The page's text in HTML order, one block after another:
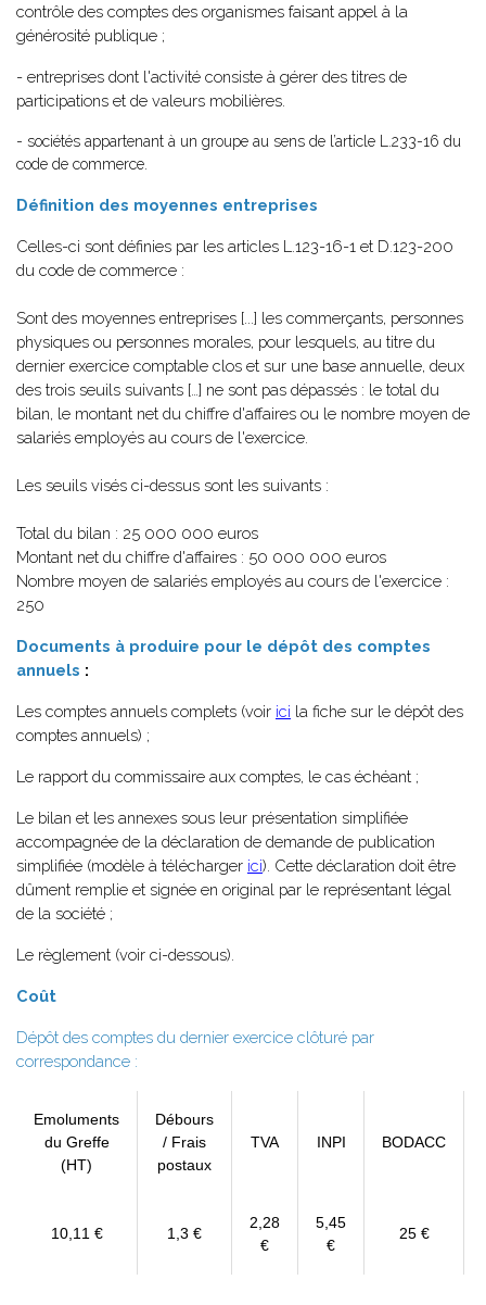
contrôle des comptes des organismes faisant appel à la
générosité publique ;
- entreprises dont l'activité consiste à gérer des titres de
participations et de valeurs mobilières.
- sociétés appartenant à un groupe au sens de l’article L.233-16 du
code de commerce.
Définition des moyennes entreprises
Celles-ci sont définies par les articles L.123-16-1 et D.123-200
du code de commerce :
Sont des moyennes entreprises [...] les commerçants, personnes
physiques ou personnes morales, pour lesquels, au titre du
dernier exercice comptable clos et sur une base annuelle, deux
des trois seuils suivants […] ne sont pas dépassés : le total du
bilan, le montant net du chiffre d'affaires ou le nombre moyen de
salariés employés au cours de l'exercice.
Les seuils visés ci-dessus sont les suivants :
Total du bilan : 25 000 000 euros
Montant net du chiffre d'affaires : 50 000 000 euros
Nombre moyen de salariés employés au cours de l'exercice :
250
Documents à produire pour le dépôt des comptes
annuels :
Les comptes annuels complets (voir ici la fiche sur le dépôt des
comptes annuels) ;
Le rapport du commissaire aux comptes, le cas échéant ;
Le bilan et les annexes sous leur présentation simplifiée
accompagnée de la déclaration de demande de publication
simplifiée (modèle à télécharger ici). Cette déclaration doit être
dûment remplie et signée en original par le représentant légal
de la société ;
Le règlement (voir ci-dessous).
Coût
Dépôt des comptes du dernier exercice clôturé par
correspondance :
Emoluments
du Greffe
(HT)
Débours
/ Frais
postaux
TVA INPI BODACC
10,11 € 1,3 €
2,28
€
5,45
€
25 €